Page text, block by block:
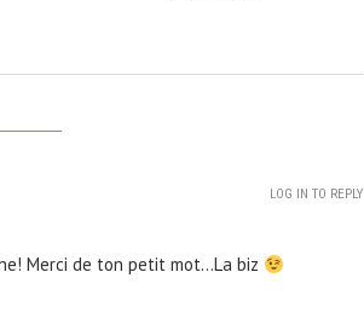
Merci de ton petit mot…La biz
LOG IN TO REPLY